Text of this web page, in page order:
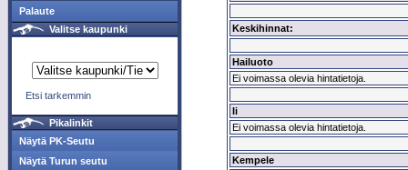
Palaute
Valitse kaupunki
Etsi tarkemmin
Pikalinkit
Näytä PK-Seutu
Näytä Turun seutu
Keskihinnat:
Hailuoto
Ei voimassa olevia hintatietoja.
Ii
Ei voimassa olevia hintatietoja.
Kempele